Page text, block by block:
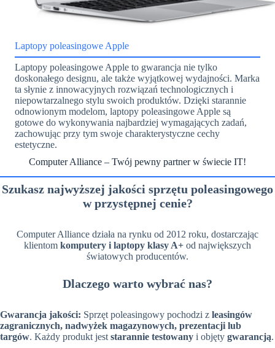
Laptopy poleasingowe Apple
Laptopy poleasingowe Apple to gwarancja nie tylko
doskonałego designu, ale także wyjątkowej wydajności. Marka
ta słynie z innowacyjnych rozwiązań technologicznych i
niepowtarzalnego stylu swoich produktów. Dzięki starannie
odnowionym modelom, laptopy poleasingowe Apple są
gotowe do wykonywania najbardziej wymagających zadań,
zachowując przy tym swoje charakterystyczne cechy
estetyczne.
Computer Alliance – Twój pewny partner w świecie IT!
Szukasz najwyższej jakości sprzętu poleasingowego
w przystępnej cenie?
Computer Alliance działa na rynku od 2012 roku, dostarczając
klientom komputery i laptopy klasy A+ od największych
światowych producentów.
Dlaczego warto wybrać nas?
Gwarancja jakości: Sprzęt poleasingowy pochodzi z leasingów
zagranicznych, nadwyżek magazynowych, prezentacji lub
targów. Każdy produkt jest starannie testowany i objęty gwarancją.